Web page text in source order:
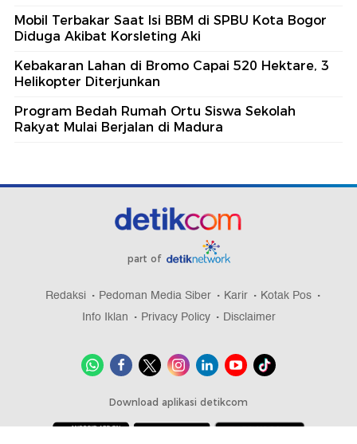
Mobil Terbakar Saat Isi BBM di SPBU Kota Bogor
Diduga Akibat Korsleting Aki
Kebakaran Lahan di Bromo Capai 520 Hektare, 3
Helikopter Diterjunkan
Program Bedah Rumah Ortu Siswa Sekolah
Rakyat Mulai Berjalan di Madura
part of
Redaksi Pedoman Media Siber Karir
Kotak Pos
Info Iklan
Privacy Policy Disclaimer
Download aplikasi detikcom